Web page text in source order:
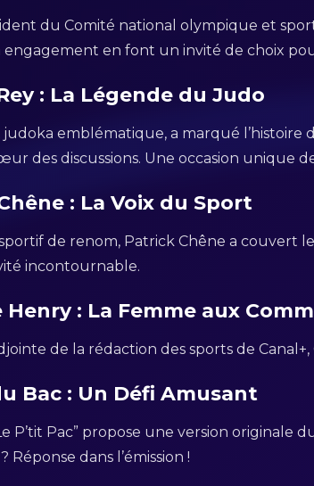
du Comité national olympique et
engagement en font un invité de choix pour
: La Légende du Judo
judoka emblématique, a marqué l’histoire
des discussions. Une occasion unique
: La Voix du Sport
de renom, Patrick Chêne a couvert
incontournable.
Henry : La Femme aux
de la rédaction des sports de
Bac : Un Défi Amusant
P’tit Pac” propose une version
Réponse dans l’émission !